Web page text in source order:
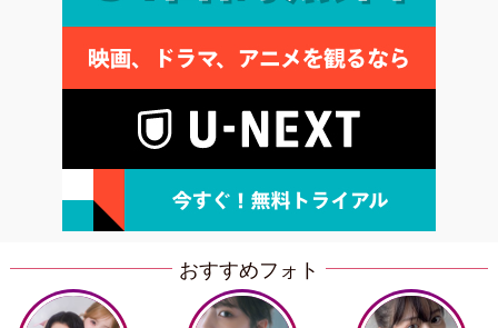
おすすめフォト